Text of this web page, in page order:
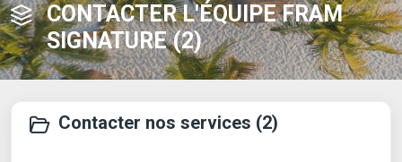
CONTACTER L'ÉQUIPE FRAM
SIGNATURE (2)
Contacter nos services (2)